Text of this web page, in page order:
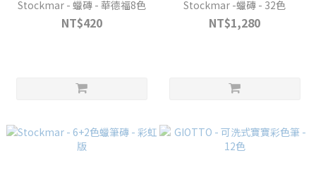
Stockmar - 蠟磚 - 華德福8色
NT$420
Stockmar -蠟磚 - 32色
NT$1,280